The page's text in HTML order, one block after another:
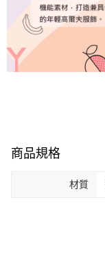
商品規格
材質